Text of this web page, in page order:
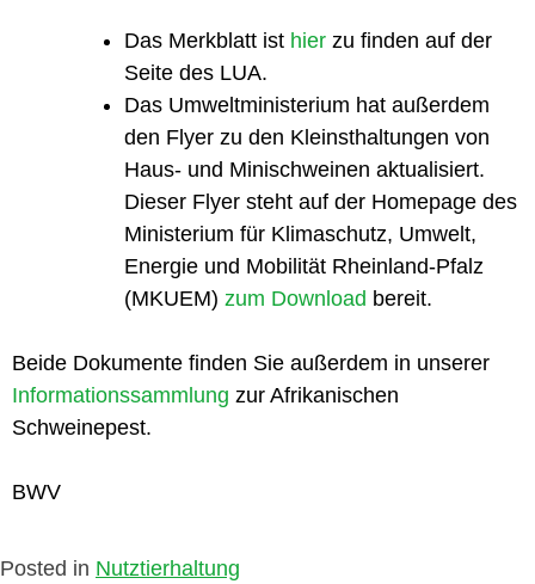
Das Merkblatt ist hier zu finden auf der
Seite des LUA.
Das Umweltministerium hat außerdem
den Flyer zu den Kleinsthaltungen von
Haus- und Minischweinen aktualisiert.
Dieser Flyer steht auf der Homepage des
Ministerium für Klimaschutz, Umwelt,
Energie und Mobilität Rheinland-Pfalz
(MKUEM) zum Download bereit.
Beide Dokumente finden Sie außerdem in unserer
Informationssammlung zur Afrikanischen
Schweinepest.
BWV
Posted in Nutztierhaltung